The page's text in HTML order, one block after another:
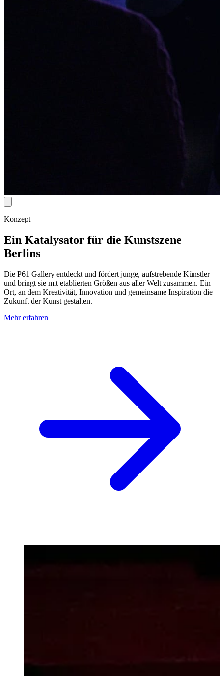
Konzept
Ein Katalysator für die Kunstszene
Berlins
Die P61 Gallery entdeckt und fördert junge, aufstrebende Künstler
und bringt sie mit etablierten Größen aus aller Welt zusammen. Ein
Ort, an dem Kreativität, Innovation und gemeinsame Inspiration die
Zukunft der Kunst gestalten.
Mehr erfahren